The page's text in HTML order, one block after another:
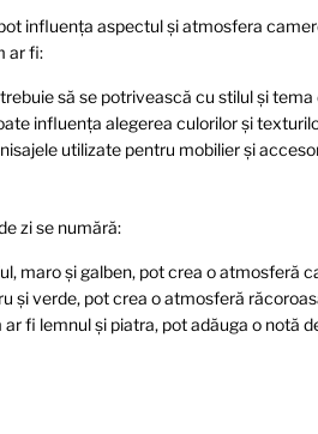
influența aspectul și atmosfera
ar fi:
să se potrivească cu stilul și
influența alegerea culorilor și
utilizate pentru mobilier și
zi se numără:
maro și galben, pot crea o atmosferă
și verde, pot crea o atmosferă
fi lemnul și piatra, pot adăuga o notă